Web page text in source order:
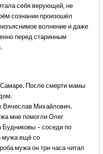
себя верующей, не
сознании произошёл
волнение и даже
перед старинным
После смерти мамы
Вячеслав Михайлович.
мне помогли Олег
– соседи по
мужа ещё со
мужа он три часа читал